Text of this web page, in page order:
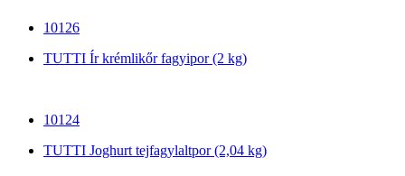
10126
TUTTI Ír krémlikőr fagyipor (2 kg)
10124
TUTTI Joghurt tejfagylaltpor (2,04 kg)